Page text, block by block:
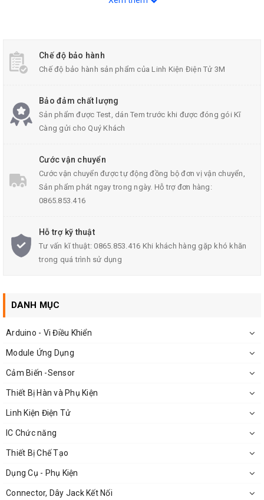
Màu sắc: Màu cam
Thương hiệu: Asaki
Trọng lượng: 60g
Chi Tiết Dụng Cụ Nhấn Dây Cáp Mạng Asaki-9150
Chế độ bảo hành
Chế độ bảo hành sản phẩm của Linh Kiện Điện Tử 3M
Bảo đảm chất lượng
Sản phẩm được Test, dán Tem trước khi được đóng gói Kĩ
Càng gửi cho Quý Khách
Cước vận chuyển
Cước vận chuyển được tự động đồng bộ đơn vị vận chuyển,
Sản phẩm phát ngay trong ngày. Hỗ trợ đơn hàng:
0865.853.416
Hỗ trợ kỹ thuật
Tư vấn kĩ thuật: 0865.853.416 Khi khách hàng gặp khó khăn
trong quá trình sử dụng
DANH MỤC
Arduino - Vi Điều Khiển
Module Ứng Dụng
Cảm Biến -Sensor
Thiết Bị Hàn và Phụ Kiện
Linh Kiện Điện Tử
IC Chức năng
Thiết Bị Chế Tạo
Dụng Cụ - Phụ Kiện
Connector, Dây Jack Kết Nối